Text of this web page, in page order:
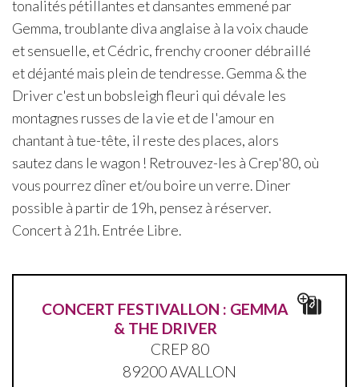
tonalités pétillantes et dansantes emmené par
Gemma, troublante diva anglaise à la voix chaude
et sensuelle, et Cédric, frenchy crooner débraillé
et déjanté mais plein de tendresse. Gemma & the
Driver c'est un bobsleigh fleuri qui dévale les
montagnes russes de la vie et de l'amour en
chantant à tue-tête, il reste des places, alors
sautez dans le wagon ! Retrouvez-les à Crep'80, où
vous pourrez dîner et/ou boire un verre. Diner
possible à partir de 19h, pensez à réserver.
Concert à 21h. Entrée Libre.
CONCERT FESTIVALLON : GEMMA
& THE DRIVER
CREP 80
89200 AVALLON